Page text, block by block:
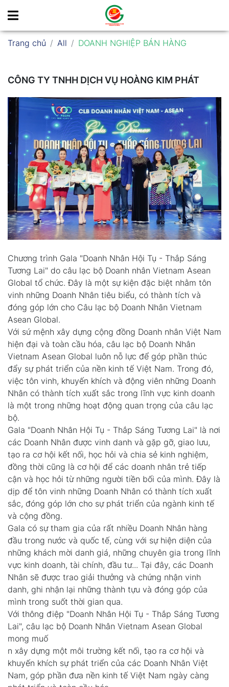
Trang chủ All DOANH NGHIỆP BÁN HÀNG
CÔNG TY TNHH DỊCH VỤ HOÀNG KIM PHÁT
Chương trình Gala "Doanh Nhân Hội Tụ - Thắp Sáng
Tương Lai" do câu lạc bộ Doanh nhân Vietnam Asean
Global tổ chức. Đây là một sự kiện đặc biệt nhằm tôn
vinh những Doanh Nhân tiêu biểu, có thành tích và
đóng góp lớn cho Câu lạc bộ Doanh Nhân Vietnam
Asean Global.
Với sứ mệnh xây dựng cộng đồng Doanh nhân Việt Nam
hiện đại và toàn cầu hóa, câu lạc bộ Doanh Nhân
Vietnam Asean Global luôn nỗ lực để góp phần thúc
đẩy sự phát triển của nền kinh tế Việt Nam. Trong đó,
việc tôn vinh, khuyến khích và động viên những Doanh
Nhân có thành tích xuất sắc trong lĩnh vực kinh doanh
là một trong những hoạt động quan trọng của câu lạc
bộ.
Gala "Doanh Nhân Hội Tụ - Thắp Sáng Tương Lai" là nơi
các Doanh Nhân được vinh danh và gặp gỡ, giao lưu,
tạo ra cơ hội kết nối, học hỏi và chia sẻ kinh nghiệm,
đồng thời cũng là cơ hội để các doanh nhân trẻ tiếp
cận và học hỏi từ những người tiền bối của mình. Đây là
dịp để tôn vinh những Doanh Nhân có thành tích xuất
sắc, đóng góp lớn cho sự phát triển của ngành kinh tế
và cộng đồng.
Gala có sự tham gia của rất nhiều Doanh Nhân hàng
đầu trong nước và quốc tế, cùng với sự hiện diện của
những khách mời danh giá, những chuyên gia trong lĩnh
vực kinh doanh, tài chính, đầu tư... Tại đây, các Doanh
Nhân sẽ được trao giải thưởng và chứng nhận vinh
danh, ghi nhận lại những thành tựu và đóng góp của
mình trong suốt thời gian qua.
Với thông điệp "Doanh Nhân Hội Tụ - Thắp Sáng Tương
Lai", câu lạc bộ Doanh Nhân Vietnam Asean Global
mong muố
n xây dựng một môi trường kết nối, tạo ra cơ hội và
khuyến khích sự phát triển của các Doanh Nhân Việt
Nam, góp phần đưa nền kinh tế Việt Nam ngày càng